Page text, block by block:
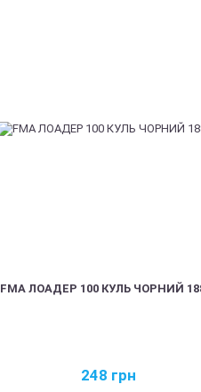
FMA ЛОАДЕР 100 КУЛЬ ЧОРНИЙ
248 грн